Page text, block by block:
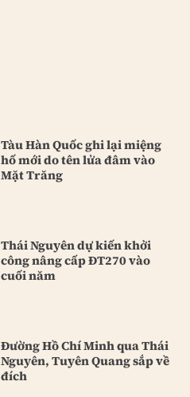
Tàu Hàn Quốc ghi lại miệng
hố mới do tên lửa đâm vào
Mặt Trăng
Thái Nguyên dự kiến khởi
công nâng cấp ĐT270 vào
cuối năm
Đường Hồ Chí Minh qua Thái
Nguyên, Tuyên Quang sắp về
đích